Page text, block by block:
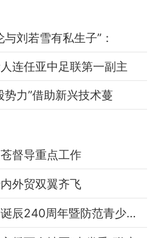
刘若雪有私生子”：
连任亚中足联第一副主
势力”借助新兴技术蔓
督导重点工作
外贸双翼齐飞
南安举办纪念林则徐诞辰240周年暨防范青少年药物滥用禁毒宣传活动